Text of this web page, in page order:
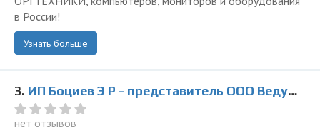
в России!
Узнать больше
3. ИП Боциев Э Р - представитель ООО Ведущая Утилизирующая Компания
нет отзывов